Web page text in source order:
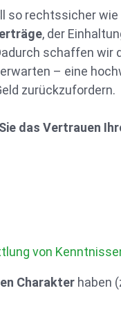
so rechtssicher
, der
schaffen wir
– eine
zurückzufordern.
das Vertrauen
von
Charakter haben